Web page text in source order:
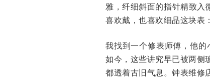
雅，纤细斜面的指针精致入
喜欢戴，也喜欢细品这块表
我找到一个修表师傅，他
如今，这些讲究早已被两侧
都透着古旧气息。钟表维修